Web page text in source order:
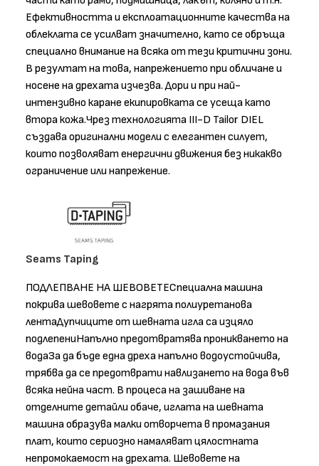
Ефективността и експлоатационните качества на
облеклата се усилват значително, като се обръща
специално внимание на всяка от тези критични зони.
В резултат на това, напрежението при обличане и
носене на дрехата изчезва. Дори и при най-
интензивно каране екипировката се усеща като
втора кожа.Чрез технологията III-D Tailor DIEL
създава оригинални модели с елегантен силует,
които позволяват енергични движения без никакво
ограничение или напрежение.
Seams Taping
ПОДЛЕПВАНЕ НА ШЕВОВЕТЕСпециална машина
покрива шевовете с нагрята полиуретанова
лентаДупчиците от шевната игла са изцяло
подлепениНапълно предотвратява проникването на
водаЗа да бъде една дреха напълно водоустойчива,
трябва да се предотврати навлизането на вода във
всяка нейна част. В процеса на зашиване на
отделните детайли обаче, иглата на шевната
машина образува малки отворчета в промазания
плат, които сериозно намаляват цялостната
непромокаемост на дрехата. Шевовете на